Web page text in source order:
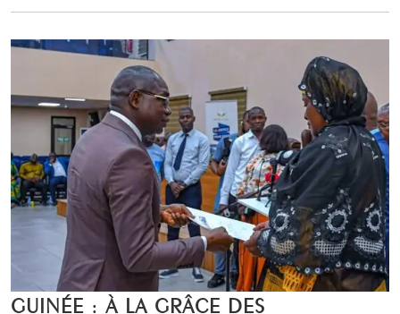
GUINÉE : À LA GRÂCE DES